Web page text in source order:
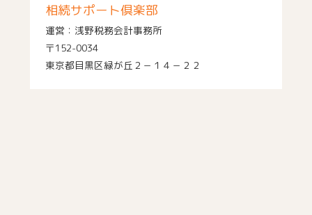
相続サポート倶楽部
運営：浅野税務会計事務所
〒152-0034
東京都目黒区緑が丘２－１４－２２